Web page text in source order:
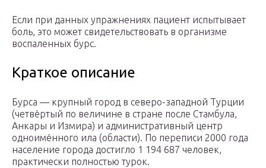
Если при данных упражнениях пациент испытывает
боль, это может свидетельствовать в организме
воспаленных бурс.
Краткое описание
Бурса — крупный город в северо-западной Турции
(четвёртый по величине в стране после Стамбула,
Анкары и Измира) и административный центр
одноимённого ила (области). По переписи 2000 года
население города достигло 1 194 687 человек,
практически полностью турок.